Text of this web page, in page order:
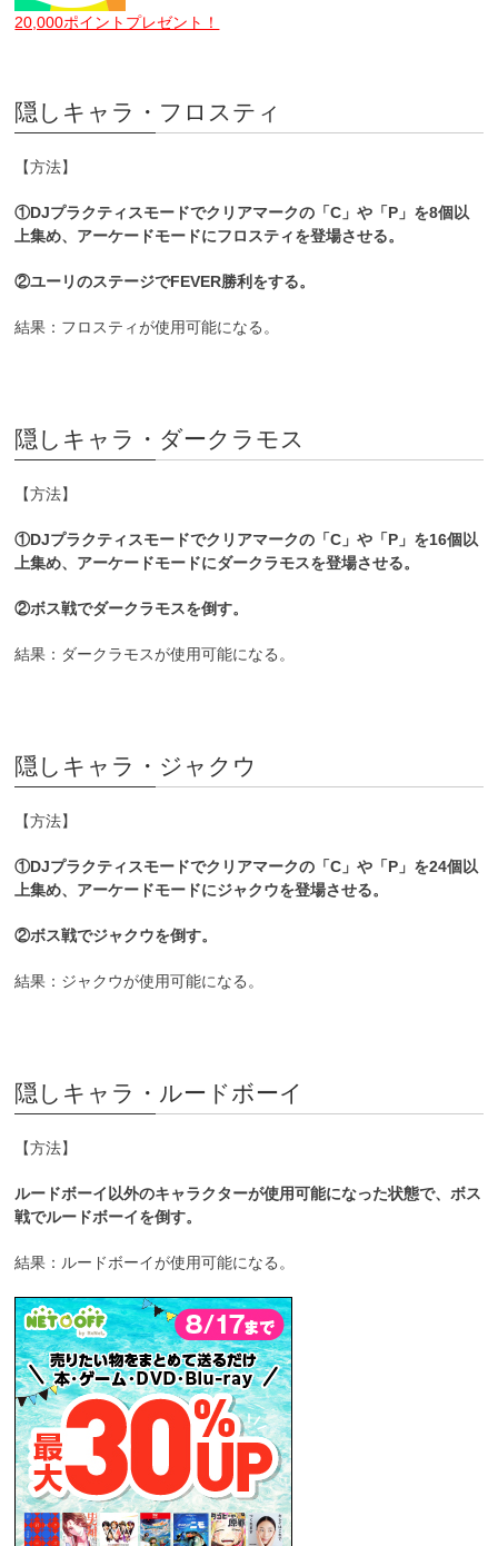
20,000ポイントプレゼント！
隠しキャラ・フロスティ
【方法】
①DJプラクティスモードでクリアマークの「C」や「P」を8個以
上集め、アーケードモードにフロスティを登場させる。
②ユーリのステージでFEVER勝利をする。
結果：フロスティが使用可能になる。
隠しキャラ・ダークラモス
【方法】
①DJプラクティスモードでクリアマークの「C」や「P」を16個以
上集め、アーケードモードにダークラモスを登場させる。
②ボス戦でダークラモスを倒す。
結果：ダークラモスが使用可能になる。
隠しキャラ・ジャクウ
【方法】
①DJプラクティスモードでクリアマークの「C」や「P」を24個以
上集め、アーケードモードにジャクウを登場させる。
②ボス戦でジャクウを倒す。
結果：ジャクウが使用可能になる。
隠しキャラ・ルードボーイ
【方法】
ルードボーイ以外のキャラクターが使用可能になった状態で、ボス
戦でルードボーイを倒す。
結果：ルードボーイが使用可能になる。